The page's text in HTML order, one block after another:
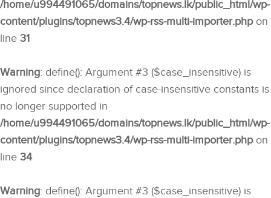
/home/u994491065/domains/topnews.lk/public_html/wp-
content/plugins/topnews3.4/wp-rss-multi-importer.phpon
line 31
Warning: define(): Argument #3 ($case_insensitive) is
ignored since declaration of case-insensitive constants is
no longer supported in
/home/u994491065/domains/topnews.lk/public_html/wp-
content/plugins/topnews3.4/wp-rss-multi-importer.phpon
line 34
Warning: define(): Argument #3 ($case_insensitive) is